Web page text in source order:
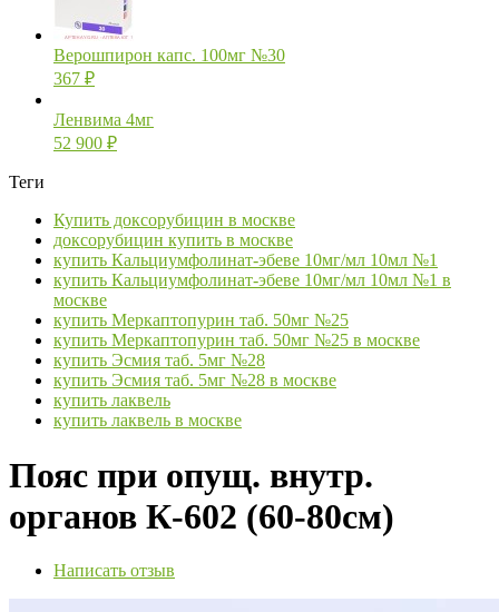
Верошпирон капс. 100мг №30
367 ₽
Ленвима 4мг
52 900 ₽
Теги
Купить доксорубицин в москве
доксорубицин купить в москве
купить Кальциумфолинат-эбеве 10мг/мл 10мл №1
купить Кальциумфолинат-эбеве 10мг/мл 10мл №1 в
москве
купить Меркаптопурин таб. 50мг №25
купить Меркаптопурин таб. 50мг №25 в москве
купить Эсмия таб. 5мг №28
купить Эсмия таб. 5мг №28 в москве
купить лаквель
купить лаквель в москве
Пояс при опущ. внутр.
органов К-602 (60-80см)
Написать отзыв